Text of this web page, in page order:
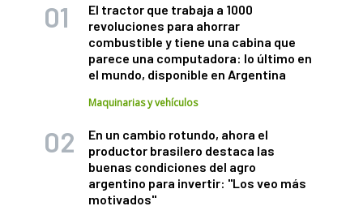
El tractor que trabaja a 1000
revoluciones para ahorrar
combustible y tiene una cabina que
parece una computadora: lo último en
el mundo, disponible en Argentina
Maquinarias y vehículos
En un cambio rotundo, ahora el
productor brasilero destaca las
buenas condiciones del agro
argentino para invertir: "Los veo más
motivados"